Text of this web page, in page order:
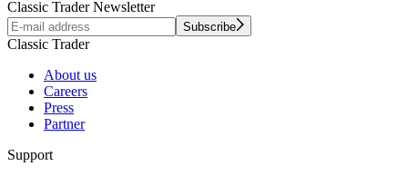
Classic Trader Newsletter
Subscribe
Classic Trader
About us
Careers
Press
Partner
Support